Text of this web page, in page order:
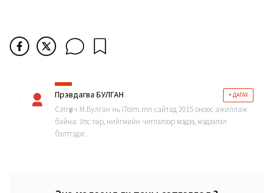
Пүрэвдагва БУЛГАН + ДАГАХ
Сэтгүүлч М.Булган нь iToim.mn сайтад 2015 оноос ажиллаж
байна. Улс төр, нийгмийн чиглэлээр мэдээ, мэдээлэл
бэлтгэдэг.